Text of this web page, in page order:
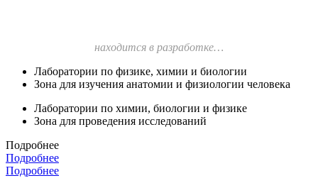
находится в разработке…
Лаборатории по физике, химии и биологии
Зона для изучения анатомии и физиологии человека
Лаборатории по химии, биологии и физике
Зона для проведения исследований
Подробнее
Подробнее
Подробнее